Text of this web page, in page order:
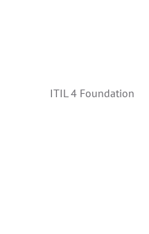
ITIL 4 Foundation